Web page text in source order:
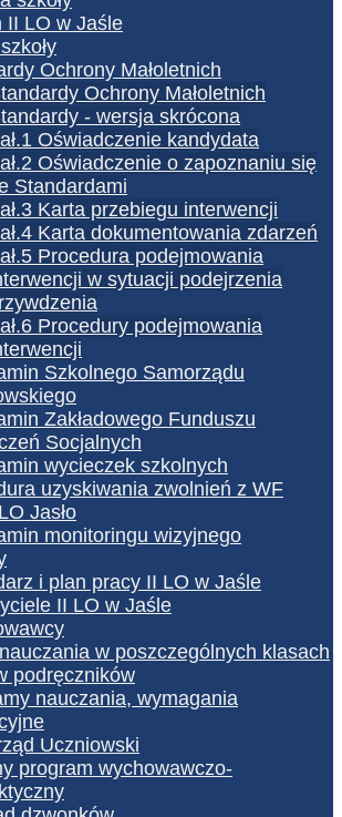
II LO w Jaśle
Ochrony Małoletnich
Ochrony Małoletnich
- wersja skrócona
Oświadczenie kandydata
Oświadczenie o zapoznaniu się
Standardami
Karta przebiegu interwencji
Karta dokumentowania zdarzeń
Procedura podejmowania
w sytuacji podejrzenia
Procedury podejmowania
Szkolnego Samorządu
Zakładowego Funduszu
Socjalnych
wycieczek szkolnych
uzyskiwania zwolnień z WF
Jasło
monitoringu wizyjnego
i plan pracy II LO w Jaśle
II LO w Jaśle
w poszczególnych klasach
podręczników
nauczania, wymagania
Uczniowski
program wychowawczo-